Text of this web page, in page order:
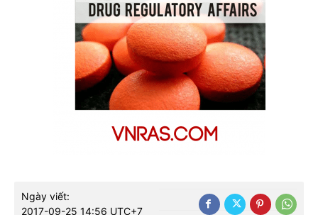
Ngày viết:
2017-09-25 14:56 UTC+7